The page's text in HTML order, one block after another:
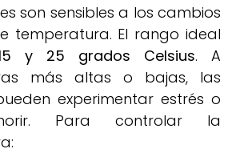
son sensibles a los cambios
temperatura. El rango ideal
y 25 grados Celsius. A
más altas o bajas, las
experimentar estrés o
Para controlar la